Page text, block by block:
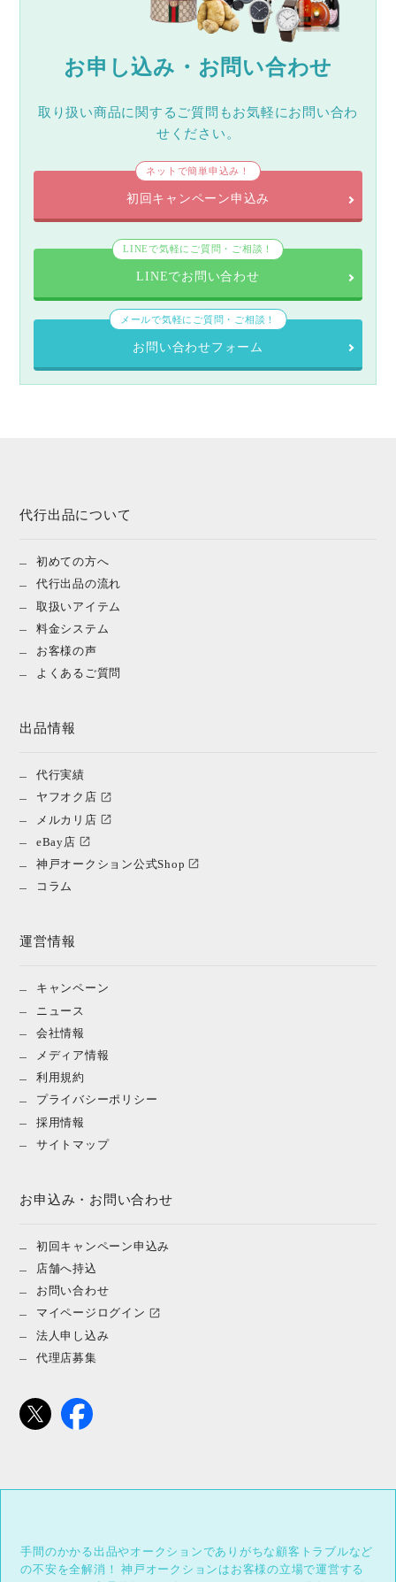
お申し込み・お問い合わせ
取り扱い商品に関するご質問もお気軽にお問い合わ
せください。
ネットで簡単申込み！
初回キャンペーン申込み
LINEで気軽にご質問・ご相談！
LINEでお問い合わせ
メールで気軽にご質問・ご相談！
お問い合わせフォーム
代行出品について
初めての方へ
代行出品の流れ
取扱いアイテム
料金システム
お客様の声
よくあるご質問
出品情報
代行実績
ヤフオク店
メルカリ店
eBay店
神戸オークション公式Shop
コラム
運営情報
キャンペーン
ニュース
会社情報
メディア情報
利用規約
プライバシーポリシー
採用情報
サイトマップ
お申込み・お問い合わせ
初回キャンペーン申込み
店舗へ持込
お問い合わせ
マイページログイン
法人申し込み
代理店募集
手間のかかる出品やオークションでありがちな顧客トラブルなど
の不安を全解消！
神戸オークションはお客様の立場で運営する